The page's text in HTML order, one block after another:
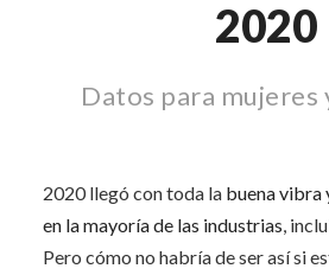
2020
Datos para mujeres
2020 llegó con toda la buena vibra
en la mayoría de las industrias ,
Pero cómo no habría de ser así si